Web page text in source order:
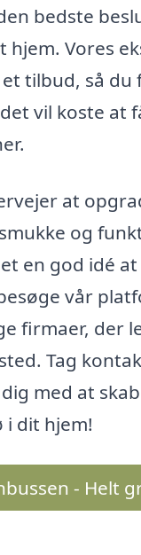
bedste
hjem. Vores
tilbud, så du
vil koste at
at
og
en god idé
vår
firmaer, der
Tag
med at
i dit hjem!
- Helt